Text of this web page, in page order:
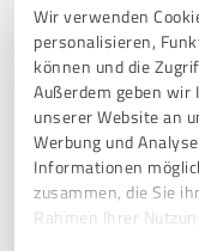
Wir verwenden
personalisieren,
können und die
Außerdem geben
unserer Website an
Werbung und
Informationen
zusammen, die Sie
Rahmen Ihrer
05.12.2024 Anonym
5,00 von 5
SEHR